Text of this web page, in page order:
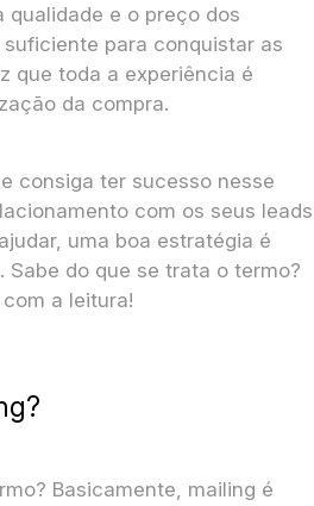
qualidade e o preço dos
para conquistar as
que toda a experiência é
da compra.
consiga ter sucesso nesse
com os seus leads
uma boa estratégia é
Sabe do que se trata o termo?
a leitura!
Basicamente, mailing é